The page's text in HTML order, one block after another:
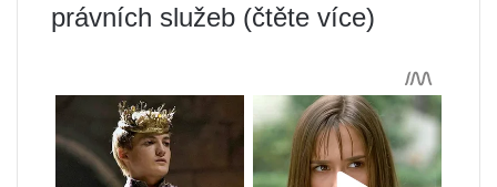
právních služeb (čtěte více)